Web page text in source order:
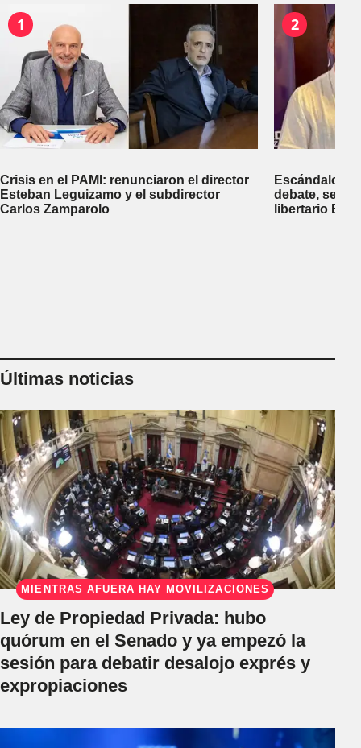
1
Crisis en el PAMI: renunciaron el director
Esteban Leguizamo y el subdirector
Carlos Zamparolo
2
Escándalo
debate, se
libertario
Últimas noticias
MIENTRAS AFUERA HAY MOVILIZACIONES
Ley de Propiedad Privada: hubo
quórum en el Senado y ya empezó la
sesión para debatir desalojo exprés y
expropiaciones